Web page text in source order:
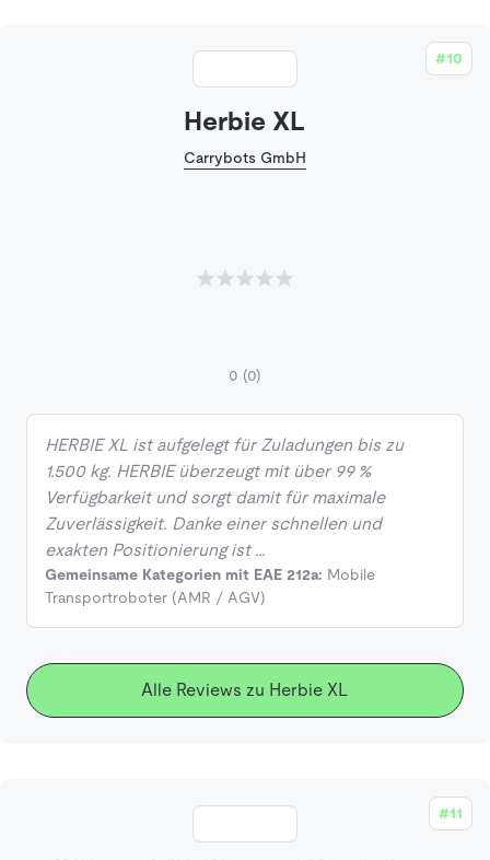
#10
Herbie XL
Carrybots GmbH
0 (0)
HERBIE XL ist aufgelegt für Zuladungen bis zu
1.500 kg. HERBIE überzeugt mit über 99 %
Verfügbarkeit und sorgt damit für maximale
Zuverlässigkeit. Danke einer schnellen und
exakten Positionierung ist …
Gemeinsame Kategorien mit EAE 212a: Mobile
Transportroboter (AMR / AGV)
Alle Reviews zu Herbie XL
#11